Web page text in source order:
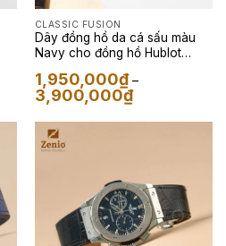
CLASSIC FUSION
Dây đồng hồ da cá sấu màu
Navy cho đồng hồ Hublot
1,950,000₫ –
3,900,000₫Khoảng
giá: